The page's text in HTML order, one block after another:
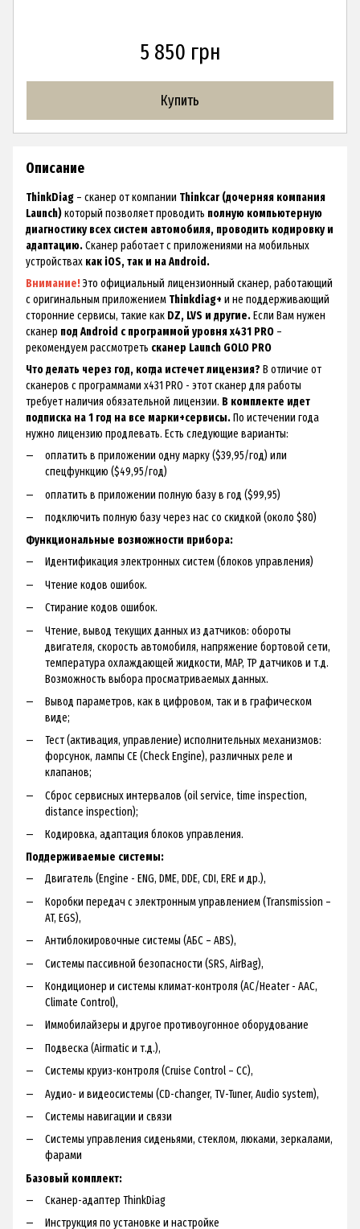
5 850 грн
Купить
Описание
ThinkDiag – сканер от компании Thinkcar (дочерняя компания
Launch)который позволяет проводить полную компьютерную
диагностику всех систем автомобиля, проводить кодировку и
адаптацию.Сканер работает с приложениями на мобильных
устройствах как iOS, так и на Android.
Внимание!Это официальный лицензионный сканер, работающий
с оригинальным приложением Thinkdiag+ и не поддерживающий
сторонние сервисы, такие как DZ, LVS и другие.Если Вам нужен
сканер под Android с программой уровня x431 PRO –
рекомендуем рассмотреть сканер Launch GOLO PRO
Что делать через год, когда истечет лицензия? В отличие от
сканеров с программами x431 PRO - этот сканер для работы
требует наличия обязательной лицензии. В комплекте идет
подписка на 1 год на все марки+сервисы.По истечении года
нужно лицензию продлевать. Есть следующие варианты:
оплатить в приложении одну марку ($39,95/год) или
спецфункцию ($49,95/год)
оплатить в приложении полную базу в год ($99,95)
подключить полную базу через нас со скидкой (около $80)
Функциональные возможности прибора:
Идентификация электронных систем (блоков управления)
Чтение кодов ошибок.
Стирание кодов ошибок.
Чтение, вывод текущих данных из датчиков: обороты
двигателя, скорость автомобиля, напряжение бортовой сети,
температура охлаждающей жидкости, MAP, TP датчиков и т.д.
Возможность выбора просматриваемых данных.
Вывод параметров, как в цифровом, так и в графическом
виде;
Тест (активация, управление) исполнительных механизмов:
форсунок, лампы CE (Check Engine), различных реле и
клапанов;
Сброс сервисных интервалов (oil service, time inspection,
distance inspection);
Кодировка, адаптация блоков управления.
Поддерживаемые системы:
Двигатель (Engine - ENG, DME, DDE, CDI, ERE и др.),
Коробки передач с электронным управлением (Transmission –
AT, EGS),
Антиблокировочные системы (АБС – ABS),
Системы пассивной безопасности (SRS, AirBag),
Кондиционер и системы климат-контроля (AC/Heater - AAC,
Climate Control),
Иммобилайзеры и другое противоугонное оборудование
Подвеска (Airmatic и т.д.),
Системы круиз-контроля (Cruise Control – CC),
Аудио- и видеосистемы (CD-changer, TV-Tuner, Audio system),
Системы навигации и связи
Системы управления сиденьями, стеклом, люками, зеркалами,
фарами
Базовый комплект:
Сканер-адаптер ThinkDiag
Инструкция по установке и настройке